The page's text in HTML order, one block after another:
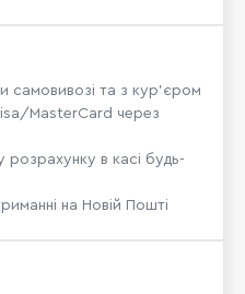
самовивозі та з кур’єром
MasterCard через
розрахунку в касі будь-
на Новій Пошті